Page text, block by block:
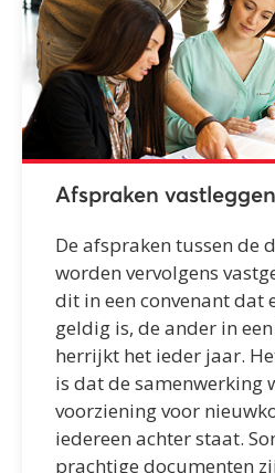
Afspraken vastleggen
De afspraken tussen de
worden vervolgens
dit in een convenant dat
geldig is, de ander in
herrijkt het ieder jaar.
is dat de samenwerking
voorziening voor
iedereen achter staat.
prachtige documenten